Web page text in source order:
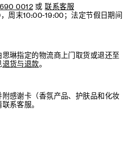
0012 或 联系客服
周末10:00-19:00；法定节假日期间
琳指定的物流商上门取货或退还至
退货与退款。
感谢卡（香氛产品、护肤品和化妆
系客服。